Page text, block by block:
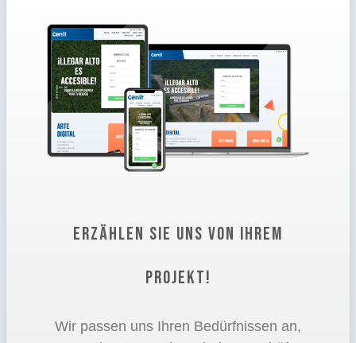
ERZÄHLEN SIE UNS VON IHREM
PROJEKT!
Wir passen uns Ihren Bedürfnissen an,